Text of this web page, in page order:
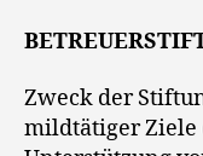
Zweck der
mildtätiger Ziele